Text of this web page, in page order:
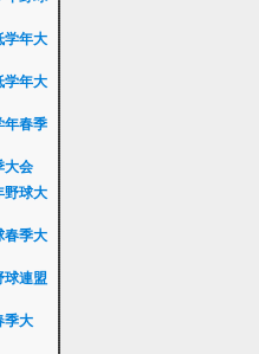
学年大
学年大
年春季
大会
野球大
春季大
球連盟
季大